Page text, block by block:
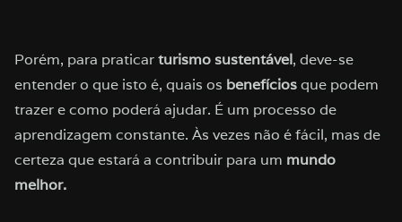
Porém, para praticarturismo sustentável, deve-se
entender o que isto é, quais os benefíciosque podem
trazer e como poderá ajudar. É um processo de
aprendizagem constante. Às vezes não é fácil, mas de
certeza que estará a contribuir para um mundo
melhor.